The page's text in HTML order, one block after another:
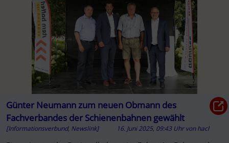
Günter Neumann zum neuen Obmann des
Fachverbandes der Schienenbahnen gewählt
[Informationsverbund, Newslink] 16. Juni 2025, 09:43 Uhr vonhacl